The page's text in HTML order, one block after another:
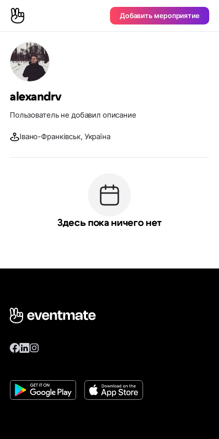
Добавить мероприятие
alexandrv
Пользователь не добавил описание
Івано-Франківськ, Україна
Здесь пока ничего нет